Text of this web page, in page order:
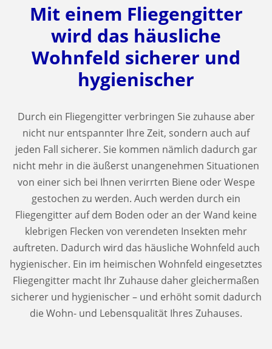
Mit einem Fliegengitter
wird das häusliche
Wohnfeld sicherer und
hygienischer
Durch ein Fliegengitter verbringen Sie zuhause aber
nicht nur entspannter Ihre Zeit, sondern auch auf
jeden Fall sicherer. Sie kommen nämlich dadurch gar
nicht mehr in die äußerst unangenehmen Situationen
von einer sich bei Ihnen verirrten Biene oder Wespe
gestochen zu werden. Auch werden durch ein
Fliegengitter auf dem Boden oder an der Wand keine
klebrigen Flecken von verendeten Insekten mehr
auftreten. Dadurch wird das häusliche Wohnfeld auch
hygienischer. Ein im heimischen Wohnfeld eingesetztes
Fliegengitter macht Ihr Zuhause daher gleichermaßen
sicherer und hygienischer – und erhöht somit dadurch
die Wohn- und Lebensqualität Ihres Zuhauses.